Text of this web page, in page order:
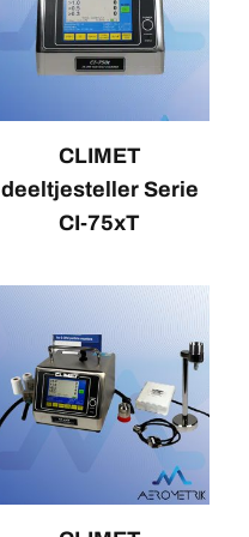
CLIMET
deeltjesteller Serie
CI-75xT